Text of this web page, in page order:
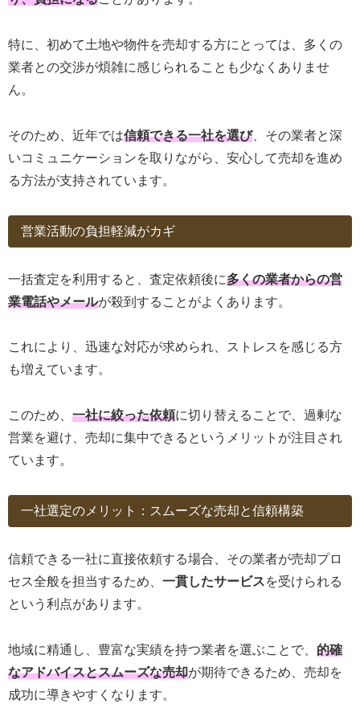
特に、初めて土地や物件を売却する方にとっては、多くの
業者との交渉が煩雑に感じられることも少なくありませ
ん。
そのため、近年では信頼できる一社を選び、その業者と深
いコミュニケーションを取りながら、安心して売却を進め
る方法が支持されています。
営業活動の負担軽減がカギ
一括査定を利用すると、査定依頼後に多くの業者からの営
業電話やメールが殺到することがよくあります。
これにより、迅速な対応が求められ、ストレスを感じる方
も増えています。
このため、 一社に絞った依頼に切り替えることで、過剰な
営業を避け、売却に集中できるというメリットが注目され
ています。
一社選定のメリット：スムーズな売却と信頼構築
信頼できる一社に直接依頼する場合、その業者が売却プロ
セス全般を担当するため、 一貫したサービスを受けられる
という利点があります。
地域に精通し、豊富な実績を持つ業者を選ぶことで、 的確
なアドバイスとスムーズな売却が期待できるため、売却を
成功に導きやすくなります。